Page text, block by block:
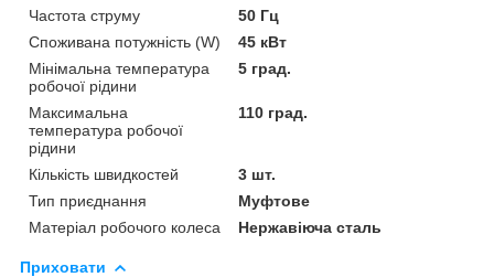
Частота струму
50 Гц
Споживана потужність (W)
45 кВт
Мінімальна температура
робочої рідини
5 град.
Максимальна
температура робочої
рідини
110 град.
Кількість швидкостей
3 шт.
Тип приєднання
Муфтове
Матеріал робочого колеса
Нержавіюча сталь
Приховати